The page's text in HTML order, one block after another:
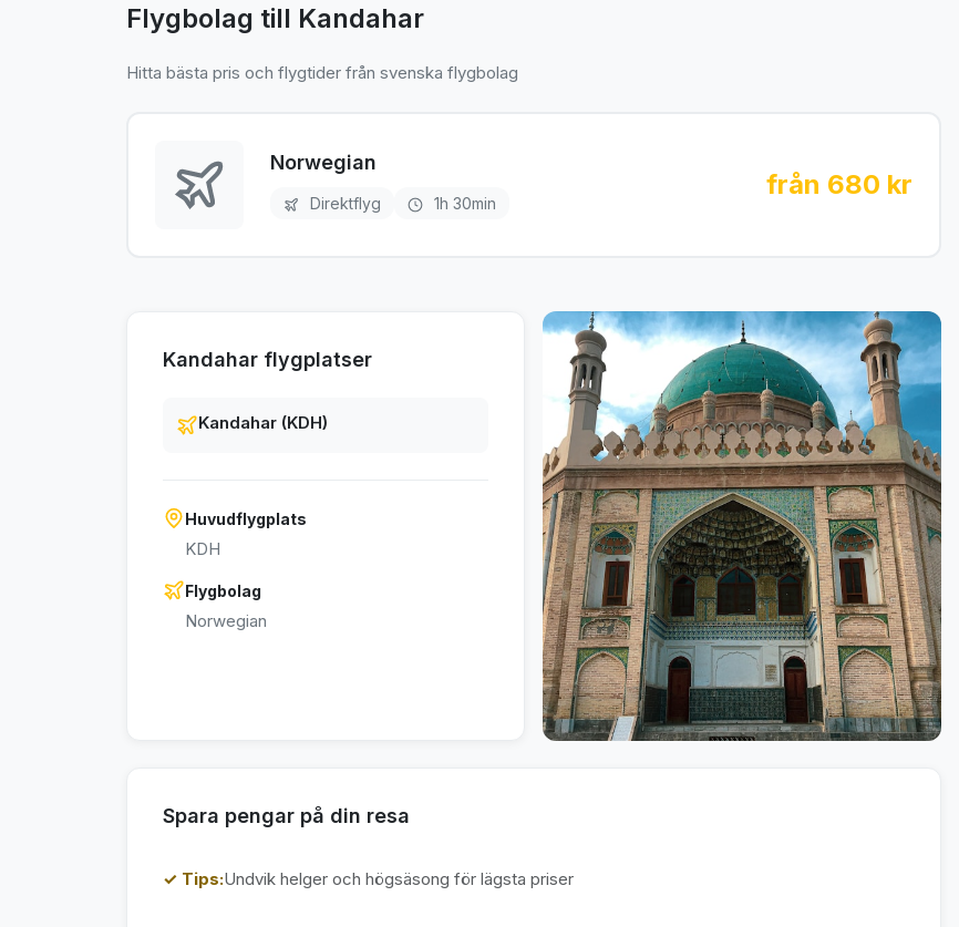
Flygbolag till Kandahar
Hitta bästa pris och flygtider från svenska flygbolag
Norwegian
Direktflyg 1h 30min
från 680 kr
Kandahar flygplatser
Kandahar (KDH)
Huvudflygplats
KDH
Flygbolag
Norwegian
Spara pengar på din resa
✓ Tips:Undvik helger och högsäsong för lägsta priser